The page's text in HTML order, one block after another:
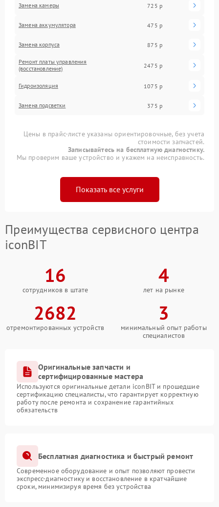
Замена камеры 725 р
Замена аккумулятора 475 р
Замена корпуса 875 р
Ремонт платы управления
(восстановление)
2475 р
Гидроизоляция 1075 р
Замена подсветки 375 р
Цены в прайс-листе указаны ориентировочные, без учета
стоимости запчастей.
Записывайтесь на бесплатную диагностику.
Мы проверим ваше устройство и укажем на неисправность.
Показать все услуги
Преимущества сервисного центра
iconBIT
16
сотрудников в штате
4
лет на рынке
2682
отремонтированных устройств
3
минимальный опыт работы
специалистов
Оригинальные запчасти и
сертифицированные мастера
Используются оригинальные детали iconBIT и прошедшие
сертификацию специалисты, что гарантирует корректную
работу после ремонта и сохранение гарантийных
обязательств
Бесплатная диагностика и быстрый ремонт
Современное оборудование и опыт позволяют провести
экспресс-диагностику и восстановление в кратчайшие
сроки, минимизируя время без устройства